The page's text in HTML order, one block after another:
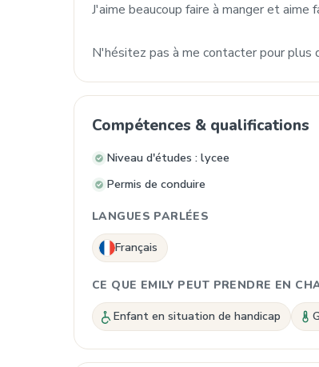
J'aime beaucoup faire à manger et
N'hésitez pas à me contacter pour plus
Compétences & qualifications
Niveau d'études : lycee
Permis de conduire
LANGUES PARLÉES
Français
CE QUE EMILY PEUT PRENDRE EN
Enfant en situation de handicap